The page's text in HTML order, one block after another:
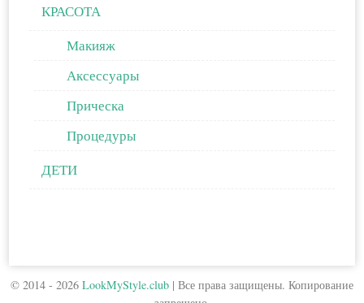
КРАСОТА
Макияж
Аксессуары
Прическа
Процедуры
ДЕТИ
© 2014 - 2026 LookMyStyle.club | Все права защищены. Копирование